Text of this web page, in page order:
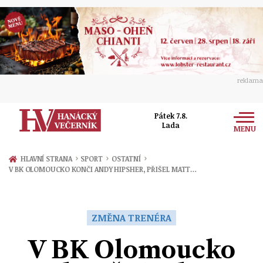
reklama
Pátek 7.8.
Lada
MENU
Zprávy
Přerov
Ekonomika
Ženy
Sport
HLAVNÍ STRANA › SPORT › OSTATNÍ ›
V BK OLOMOUCKO KONČI ANDY HIPSHER, PŘIŠEL MATT…
ZMĚNA TRENÉRA
V BK Olomoucko